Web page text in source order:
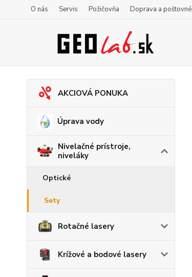
O nás Servis Požičovňa Doprava a poštovné
AKCIOVÁ PONUKA
Úprava vody
Nivelačné prístroje,
niveláky
Optické
Sety
Rotačné lasery
Krížové a bodové lasery